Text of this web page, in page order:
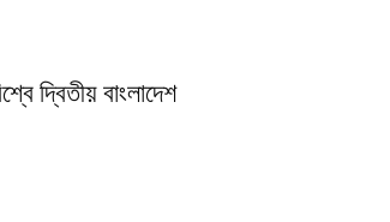
দ্বিতীয় বাংলাদেশ